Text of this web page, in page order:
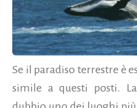
Se il paradiso terrestre è
simile a questi posti.